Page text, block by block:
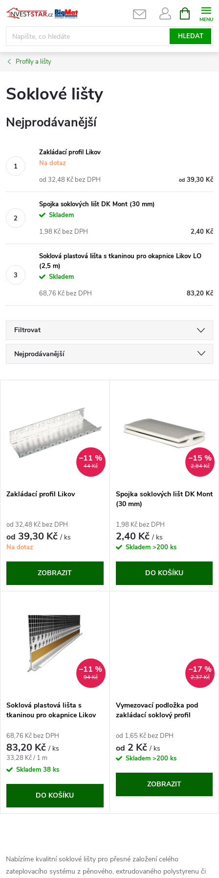
Přejít
na
obsah
HLEDAT
NÁKUPNÍ
KOŠÍK
Profily a lišty
Soklové lišty
Nejprodávanější
Zakládací profil Likov
Na dotaz
od39,30 Kč
od 32,48 Kč bez DPH
Spojka soklových lišt DK Mont (30 mm)
Skladem
2,40 Kč
1,98 Kč bez DPH
Soklová plastová lišta s tkaninou pro okapnice Likov LO
(2,5 m)
Skladem
83,20 Kč
68,76 Kč bez DPH
Filtrovat
Ř
a
e
n
p
r
o
u
Nejprodávanější
p
s
r
o
d
44 Kč
–11 %
Zakládací profil Likov
od 32,48 Kč bez DPH
od 39,30 Kč/ ks
Na dotaz
ZOBRAZIT
2,84 Kč
–15 %
Spojka soklových lišt DK Mont
(30 mm)
1,98 Kč bez DPH
2,40 Kč/ ks
Skladem >200 ks
DO KOŠÍKU
94 Kč
–11 %
Soklová plastová lišta s
tkaninou pro okapnice Likov
68,76 Kč bez DPH
83,20 Kč/ ks
Měrná
cena:
33,28 Kč / 1 m
Skladem 38 ks
DO KOŠÍKU
2,37 Kč
–17 %
Vymezovací podložka pod
zakládací soklový profil
od 1,65 Kč bez DPH
od 2 Kč/ ks
Skladem >200 ks
ZOBRAZIT
v
Nabízíme kvalitní soklové lišty pro přesné založení celého
zateplovacího systému z pěnového, extrudovaného polystyrenu či